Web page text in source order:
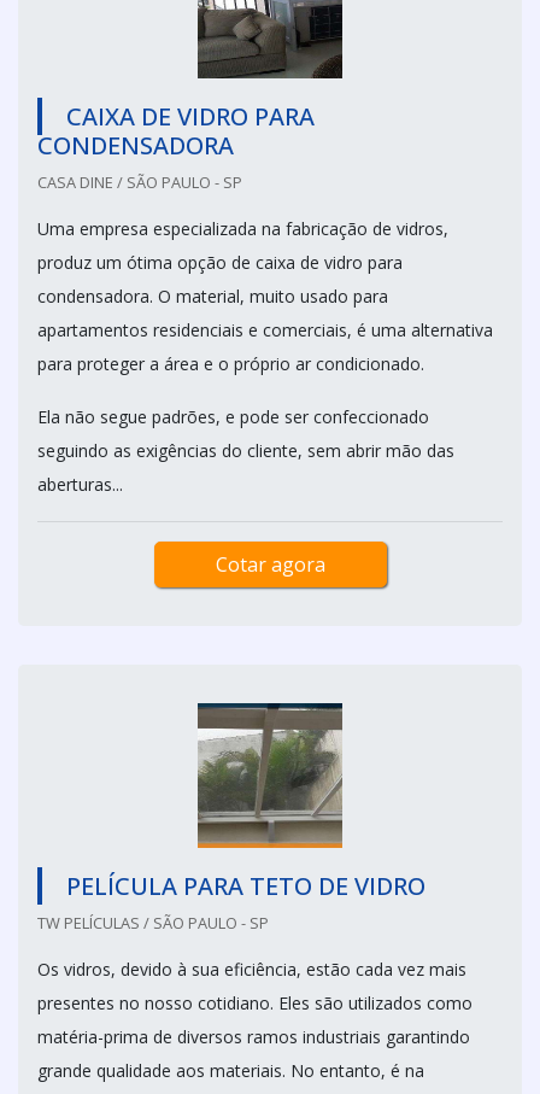
CAIXA DE VIDRO PARA
CONDENSADORA
CASA DINE / SÃO PAULO - SP
Uma empresa especializada na fabricação de vidros,
produz um ótima opção de caixa de vidro para
condensadora. O material, muito usado para
apartamentos residenciais e comerciais, é uma alternativa
para proteger a área e o próprio ar condicionado.
Ela não segue padrões, e pode ser confeccionado
seguindo as exigências do cliente, sem abrir mão das
aberturas...
Cotar agora
PELÍCULA PARA TETO DE VIDRO
TW PELÍCULAS / SÃO PAULO - SP
Os vidros, devido à sua eficiência, estão cada vez mais
presentes no nosso cotidiano. Eles são utilizados como
matéria-prima de diversos ramos industriais garantindo
grande qualidade aos materiais. No entanto, é na